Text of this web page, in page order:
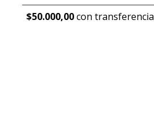
$50.000,00con transferencia